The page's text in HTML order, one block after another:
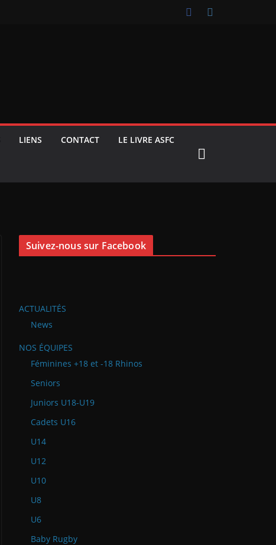
LIENS CONTACT LE LIVRE ASFC
Suivez-nous sur Facebook
ACTUALITÉS
News
NOS ÉQUIPES
Féminines +18 et -18 Rhinos
Seniors
Juniors U18-U19
Cadets U16
U14
U12
U10
U8
U6
Baby Rugby